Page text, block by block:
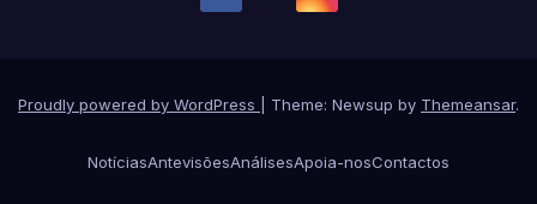
Proudly powered by WordPress Theme: Newsup by Themeansar.
NotíciasAntevisõesAnálisesApoia-nosContactos